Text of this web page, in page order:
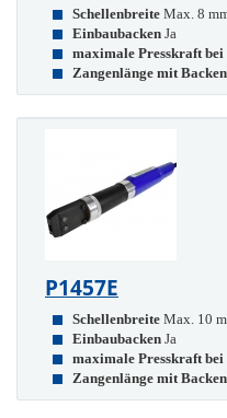
Schellenbreite Max. 8
Einbaubacken Ja
maximale Presskraft bei
Zangenlänge mit Backen
P1457E
Schellenbreite Max. 10
Einbaubacken Ja
maximale Presskraft bei
Zangenlänge mit Backen